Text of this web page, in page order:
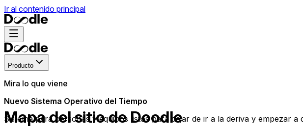
Ir al contenido principal
Producto
Mira lo que viene
Nuevo Sistema Operativo del Tiempo
Sistema para personas y equipos listos para dejar de ir a la deriva y empezar a
Mapa del sitio de Doodle